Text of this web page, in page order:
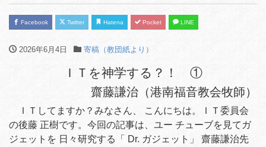
Facebook Twitter Hatena Pocket LINE
2026年6月4日 寄稿（教団紙より）
ＩＴを神学する？！ ①
齋藤謙治（港南福音教会牧師）
ＩＴしてますか？みなさん、 こんにちは。ＩＴ委員会
の後藤 正樹です。今回の記事は、ユー チューブを見てガ
ジェットを 日々研究する「 Dr. ガジェット」 齋藤謙治先